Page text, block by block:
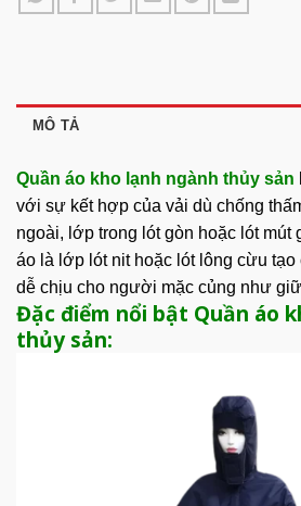
MÔ TẢ
Quần áo kho lạnh ngành thủy sản
với sự kết hợp của vải dù chống
ngoài, lớp trong lót gòn hoặc lót mút
áo là lớp lót nit hoặc lót lông cừu tạo
dễ chịu cho người mặc củng như
Đặc điểm nổi bật Quần áo
thủy sản: